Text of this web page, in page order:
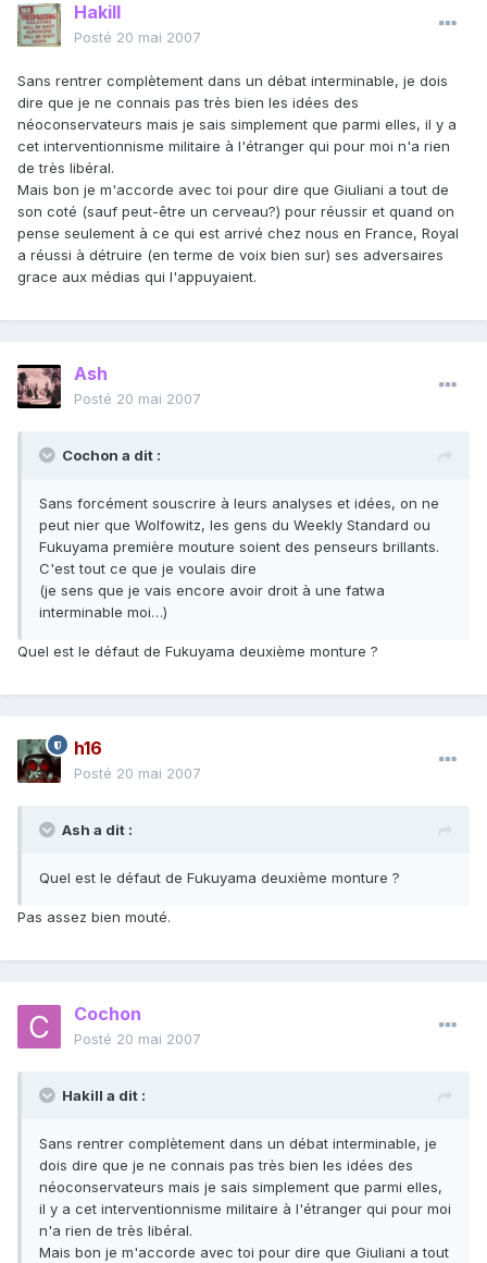
Hakill
Posté 20 mai 2007
Sans rentrer complètement dans un débat interminable, je dois
dire que je ne connais pas très bien les idées des
néoconservateurs mais je sais simplement que parmi elles, il y a
cet interventionnisme militaire à l'étranger qui pour moi n'a rien
de très libéral.
Mais bon je m'accorde avec toi pour dire que Giuliani a tout de
son coté (sauf peut-être un cerveau?) pour réussir et quand on
pense seulement à ce qui est arrivé chez nous en France, Royal
a réussi à détruire (en terme de voix bien sur) ses adversaires
grace aux médias qui l'appuyaient.
Ash
Posté 20 mai 2007
Cochon a dit :
Sans forcément souscrire à leurs analyses et idées, on ne
peut nier que Wolfowitz, les gens du Weekly Standard ou
Fukuyama première mouture soient des penseurs brillants.
C'est tout ce que je voulais dire
(je sens que je vais encore avoir droit à une fatwa
interminable moi…)
Quel est le défaut de Fukuyama deuxième monture ?
h16
Posté 20 mai 2007
Ash a dit :
Quel est le défaut de Fukuyama deuxième monture ?
Pas assez bien mouté.
Cochon
Posté 20 mai 2007
Hakill a dit :
Sans rentrer complètement dans un débat interminable, je
dois dire que je ne connais pas très bien les idées des
néoconservateurs mais je sais simplement que parmi elles,
il y a cet interventionnisme militaire à l'étranger qui pour moi
n'a rien de très libéral.
Mais bon je m'accorde avec toi pour dire que Giuliani a tout